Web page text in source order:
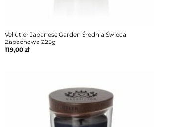
Vellutier Japanese Garden Średnia Świeca
Zapachowa 225g
119,00 zł